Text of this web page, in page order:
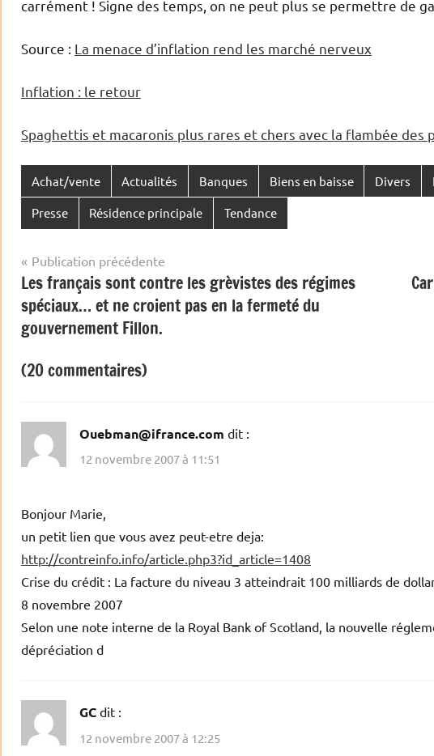
carrément ! Signe des temps, on ne peut plus se permettre de
Source : La menace d’inflation rend les marché nerveux
Inflation : le retour
Spaghettis et macaronis plus rares et chers avec la flambée des
Achat/vente Actualités Banques Biens en baisse Divers
Presse Résidence principale Tendance
Navigation
de
l’article
Publication précédente
Les français sont contre les grèvistes des régimes
spéciaux… et ne croient pas en la fermeté du
gouvernement Fillon.
(20 commentaires)
Ouebman@ifrance.com dit :
12 novembre 2007 à 11:51
Bonjour Marie,
un petit lien que vous avez peut-etre deja:
http://contreinfo.info/article.php3?id_article=1408
Crise du crédit : La facture du niveau 3 atteindrait 100 milliards de
8 novembre 2007
Selon une note interne de la Royal Bank of Scotland, la nouvelle
dépréciation d
GC dit :
12 novembre 2007 à 12:25